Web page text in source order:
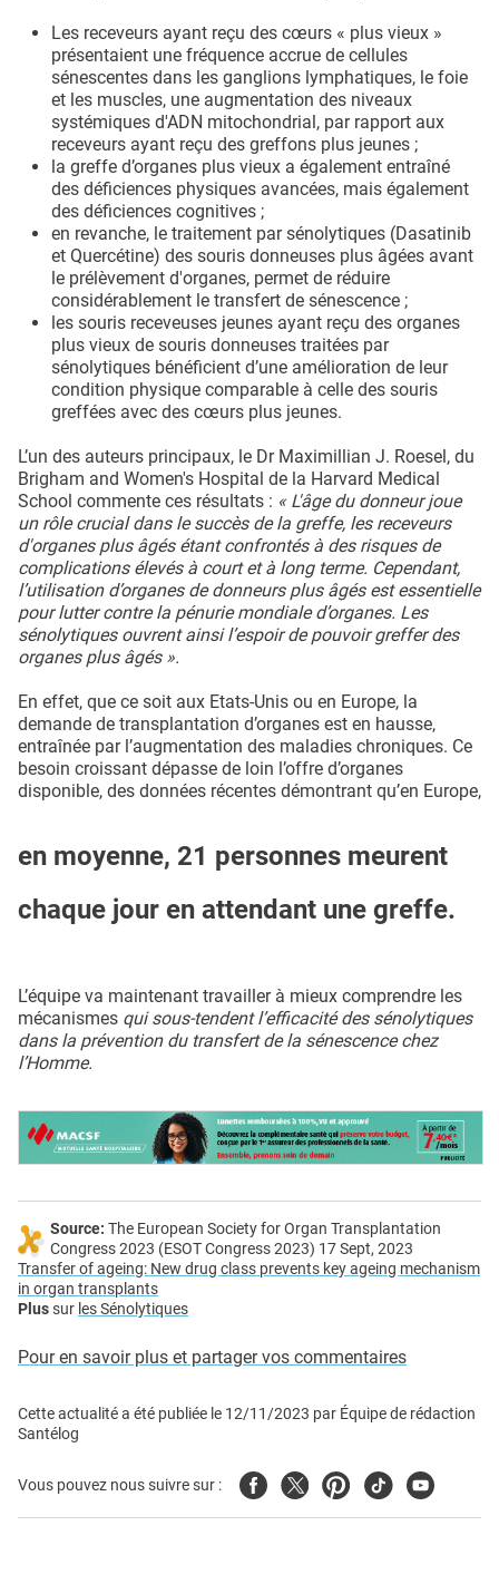
Les receveurs ayant reçu des cœurs « plus vieux »
présentaient une fréquence accrue de cellules
sénescentes dans les ganglions lymphatiques, le foie
et les muscles, une augmentation des niveaux
systémiques d'ADN mitochondrial, par rapport aux
receveurs ayant reçu des greffons plus jeunes ;
la greffe d’organes plus vieux a également entraîné
des déficiences physiques avancées, mais également
des déficiences cognitives ;
en revanche, le traitement par sénolytiques (Dasatinib
et Quercétine) des souris donneuses plus âgées avant
le prélèvement d'organes, permet de réduire
considérablement le transfert de sénescence ;
les souris receveuses jeunes ayant reçu des organes
plus vieux de souris donneuses traitées par
sénolytiques bénéficient d’une amélioration de leur
condition physique comparable à celle des souris
greffées avec des cœurs plus jeunes.
L’un des auteurs principaux, le Dr Maximillian J. Roesel, du
Brigham and Women's Hospital de la Harvard Medical
School commente ces résultats : « L'âge du donneur joue
un rôle crucial dans le succès de la greffe, les receveurs
d'organes plus âgés étant confrontés à des risques de
complications élevés à court et à long terme. Cependant,
l’utilisation d’organes de donneurs plus âgés est essentielle
pour lutter contre la pénurie mondiale d’organes. Les
sénolytiques ouvrent ainsi l’espoir de pouvoir greffer des
organes plus âgés ».
En effet, que ce soit aux Etats-Unis ou en Europe, la
demande de transplantation d’organes est en hausse,
entraînée par l’augmentation des maladies chroniques. Ce
besoin croissant dépasse de loin l’offre d’organes
disponible, des données récentes démontrant qu’en Europe,
en moyenne, 21 personnes meurent
chaque jour en attendant une greffe.
L’équipe va maintenant travailler à mieux comprendre les
mécanismes qui sous-tendent l’efficacité des sénolytiques
dans la prévention du transfert de la sénescence chez
l’Homme.
Source: The European Society for Organ Transplantation
Congress 2023 (ESOT Congress 2023) 17 Sept, 2023
Transfer of ageing: New drug class prevents key ageing mechanism
in organ transplants
Plussur les Sénolytiques
Pour en savoir plus et partager vos commentaires
Cette actualité a été publiée le 12/11/2023 par Équipe de rédaction
Santélog
Vous pouvez nous suivre sur : FacebookTwitterPinterest
TiktokYoutube